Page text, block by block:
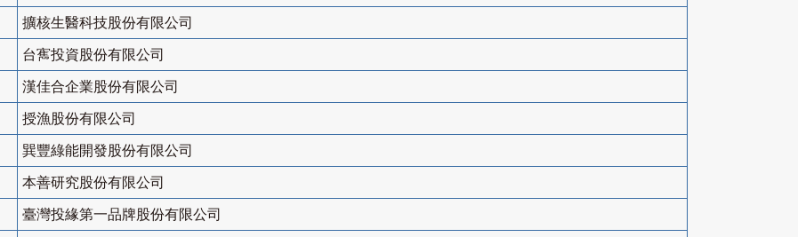
擴核生醫科技股份有限公司
台寯投資股份有限公司
漢佳合企業股份有限公司
授漁股份有限公司
巽豐綠能開發股份有限公司
本善研究股份有限公司
臺灣投緣第一品牌股份有限公司